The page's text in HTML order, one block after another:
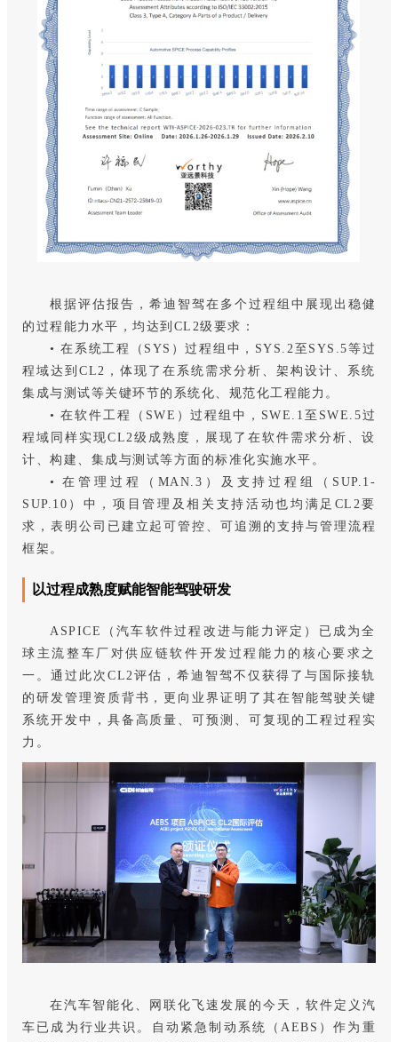
根据评估报告，希迪智驾在多个过程组中展现出稳健
的过程能力水平，均达到CL2级要求：
• 在系统工程（SYS）过程组中，SYS.2至SYS.5等过
程域达到CL2，体现了在系统需求分析、架构设计、系统
集成与测试等关键环节的系统化、规范化工程能力。
• 在软件工程（SWE）过程组中，SWE.1至SWE.5过
程域同样实现CL2级成熟度，展现了在软件需求分析、设
计、构建、集成与测试等方面的标准化实施水平。
• 在管理过程（MAN.3）及支持过程组（SUP.1-
SUP.10）中，项目管理及相关支持活动也均满足CL2要
求，表明公司已建立起可管控、可追溯的支持与管理流程
框架。
以过程成熟度赋能智能驾驶研发
ASPICE（汽车软件过程改进与能力评定）已成为全
球主流整车厂对供应链软件开发过程能力的核心要求之
一。通过此次CL2评估，希迪智驾不仅获得了与国际接轨
的研发管理资质背书，更向业界证明了其在智能驾驶关键
系统开发中，具备高质量、可预测、可复现的工程过程实
力。
在汽车智能化、网联化飞速发展的今天，软件定义汽
车已成为行业共识。自动紧急制动系统（AEBS）作为重